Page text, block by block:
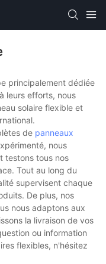
principalement dédiée
leurs efforts, nous
solaire flexible et
de panneaux
nous
testons tous nos
Tout au long du
supervisent chaque
De plus, nos
nous adaptons aux
la livraison de vos
ou information
flexibles, n'hésitez